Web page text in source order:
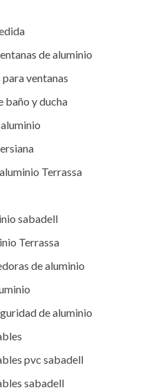
de aluminio
ventanas
baño y ducha
Terrassa
sabadell
Terrassa
de aluminio
de aluminio
pvc sabadell
sabadell